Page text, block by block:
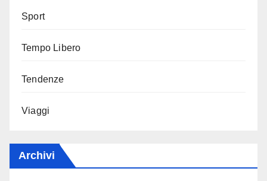
Sport
Tempo Libero
Tendenze
Viaggi
Archivi